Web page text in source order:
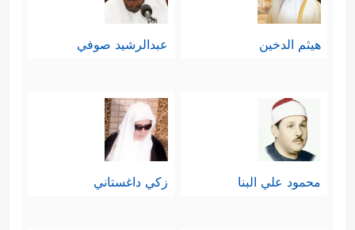
هيثم الدخين عبدالرشيد صوفي
محمود علي البنا زكي داغستاني